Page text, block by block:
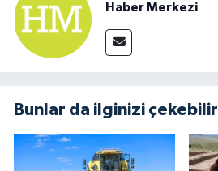
Haber Merkezi
Bunlar da ilginizi çekebilir